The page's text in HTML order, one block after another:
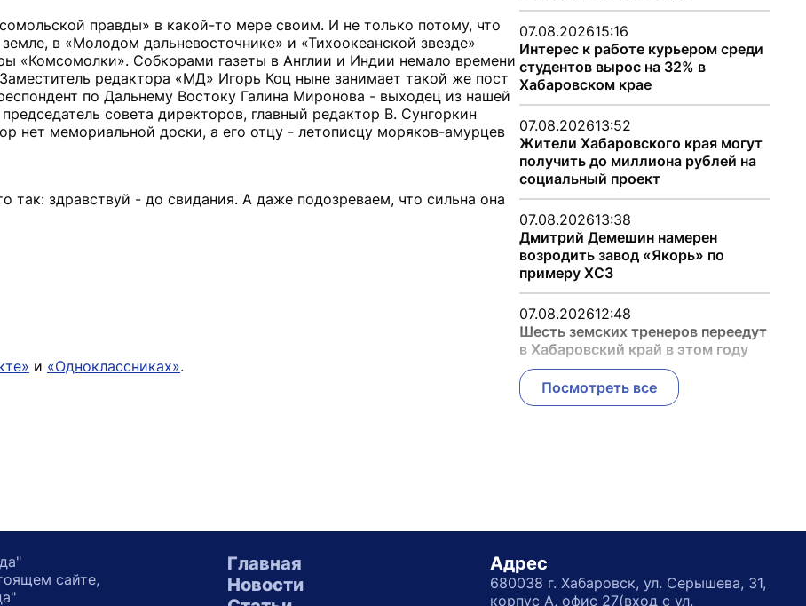
правды» в какой-то мере своим. И не только потому, что
в «Молодом дальневосточнике» и «Тихоокеанской звезде»
«Комсомолки». Собкорами газеты в Англии и Индии немало времени
редактора «МД» Игорь Коц ныне занимает такой же пост
по Дальнему Востоку Галина Миронова - выходец из нашей
совета директоров, главный редактор В. Сунгоркин
нет мемориальной доски, а его отцу - летописцу моряков-амурцев
так: здравствуй - до свидания. А даже подозреваем, что сильна она
и «Одноклассниках».
07.08.202615:16
Интерес к работе курьером среди
студентов вырос на 32% в
Хабаровском крае
07.08.202613:52
Жители Хабаровского края могут
получить до миллиона рублей на
социальный проект
07.08.202613:38
Дмитрий Демешин намерен
возродить завод «Якорь» по
примеру ХСЗ
07.08.202612:48
Шесть земских тренеров переедут
в Хабаровский край в этом году
Посмотреть все
Главная
Новости
Адрес
680038 г. Хабаровск, ул. Серышева, 31,
корпус А, офис 27(вход с ул.
сайте,